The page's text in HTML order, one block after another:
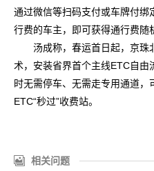
通过微信等扫码支付或车牌付绑
行费的车主，即可获得通行费随
汤成称，春运首日起，京珠
术，安装省界首个主线ETC自
时无需停车、无需走专用通道
ETC“秒过”收费站。
相关问题